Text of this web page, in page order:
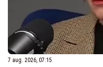
7 aug. 2026, 07:15